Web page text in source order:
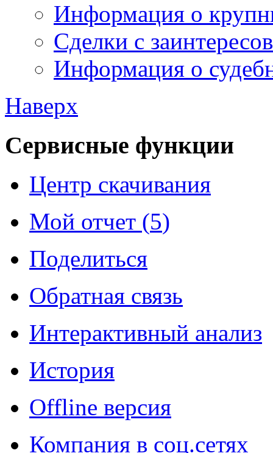
Информация о
Сделки с
Информация о
Наверх
Сервисные функции
Центр скачивания
Мой отчет (5)
Поделиться
Обратная связь
Интерактивный анализ
История
Offline версия
Компания в соц.сетях